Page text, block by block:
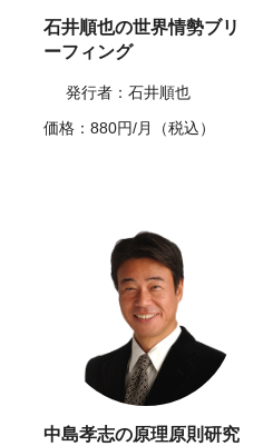
石井順也の世界情勢ブリ
ーフィング
発行者：石井順也
価格：880円/月（税込）
中島孝志の原理原則研究